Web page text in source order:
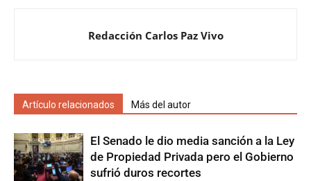
Redacción Carlos Paz Vivo
Artículo relacionados Más del autor
El Senado le dio media sanción a la Ley
de Propiedad Privada pero el Gobierno
sufrió duros recortes